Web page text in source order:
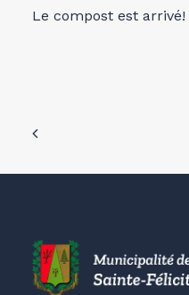
Le compost est arrivé!